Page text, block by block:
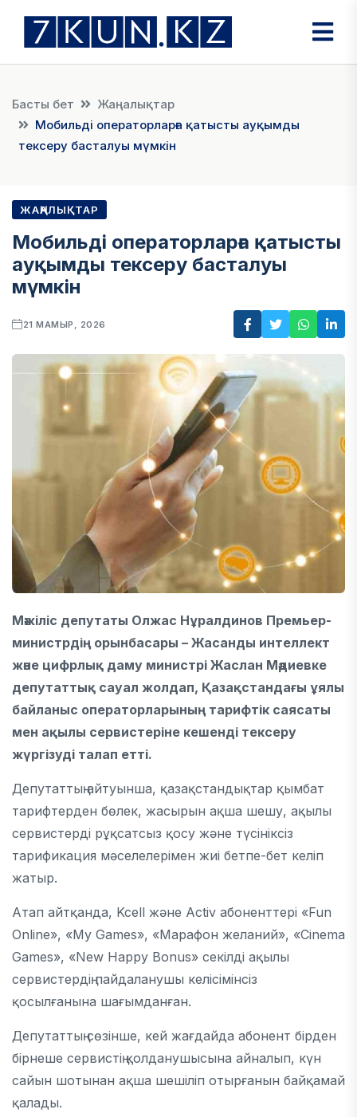
Басты бет
Жаңалықтар
Мобильді операторларға қатысты ауқымды
тексеру басталуы мүмкін
ЖАҢАЛЫҚТАР
Мобильді операторларға қатысты
ауқымды тексеру басталуы
мүмкін
21 МАМЫР, 2026
Мәжіліс депутаты Олжас Нұралдинов Премьер-
министрдің орынбасары – Жасанды интеллект
және цифрлық даму министрі Жаслан Мәдиевке
депутаттық сауал жолдап, Қазақстандағы ұялы
байланыс операторларының тарифтік саясаты
мен ақылы сервистеріне кешенді тексеру
жүргізуді талап етті.
Депутаттың айтуынша, қазақстандықтар қымбат
тарифтерден бөлек, жасырын ақша шешу, ақылы
сервистерді рұқсатсыз қосу және түсініксіз
тарификация мәселелерімен жиі бетпе-бет келіп
жатыр.
Атап айтқанда, Kcell және Activ абоненттері «Fun
Online», «My Games», «Марафон желаний», «Cinema
Games», «New Happy Bonus» секілді ақылы
сервистердің пайдаланушы келісімінсіз
қосылғанына шағымданған.
Депутаттың сөзінше, кей жағдайда абонент бірден
бірнеше сервистің қолданушысына айналып, күн
сайын шотынан ақша шешіліп отырғанын байқамай
қалады.